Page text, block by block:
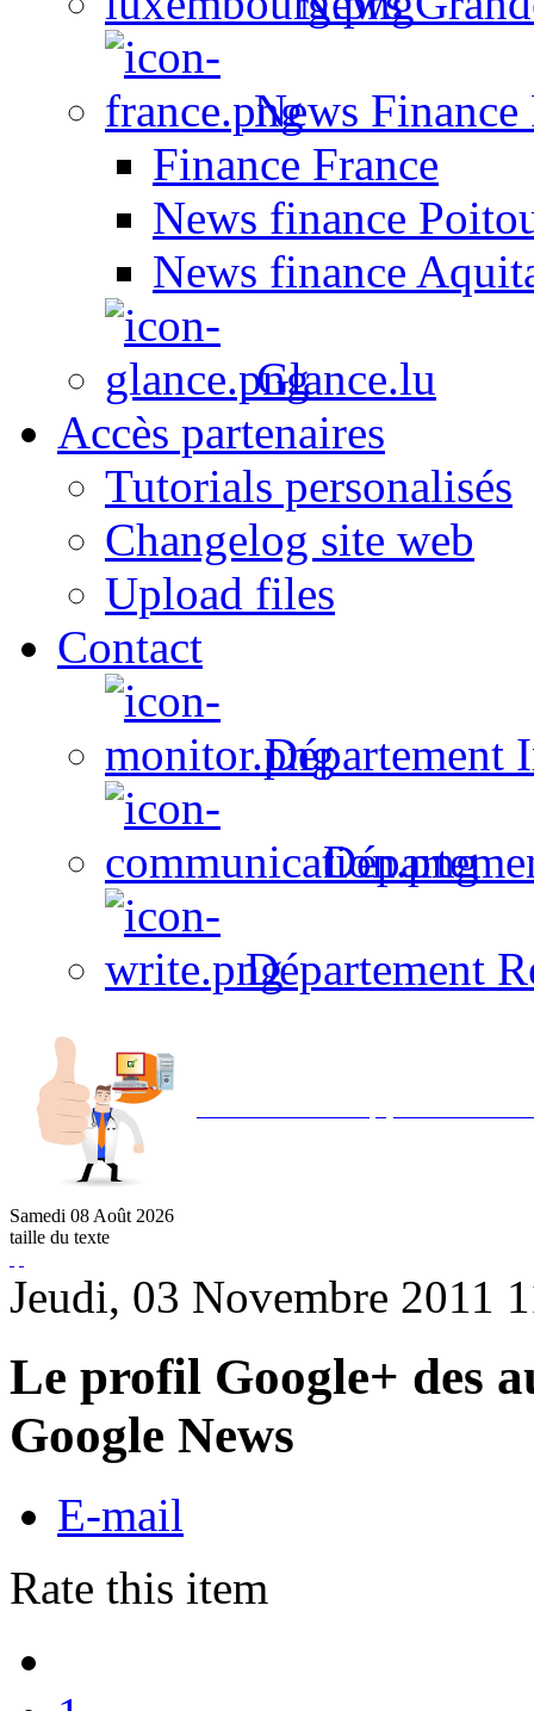
News Finance
Finance France
News finance
News finance
Glance.lu
Accès partenaires
Tutorials personalisés
Changelog site web
Upload files
Contact
Département
Département
Samedi 08 Août 2026
taille du texte
Jeudi, 03 Novembre 2011
Le profil Google+ des
Google News
E-mail
Rate this item